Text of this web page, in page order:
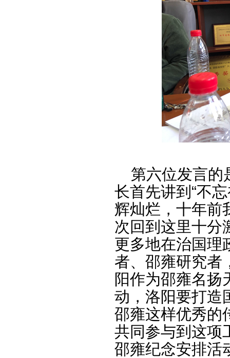
第六位发言的
长首先讲到“不
辉灿烂，十年前
次回到这里十分
更多地在治国理
者、邵雍研究者
阳作为邵雍名扬
动，洛阳要打造
邵雍这样优秀的
共同参与到这项
邵雍纪念安排活